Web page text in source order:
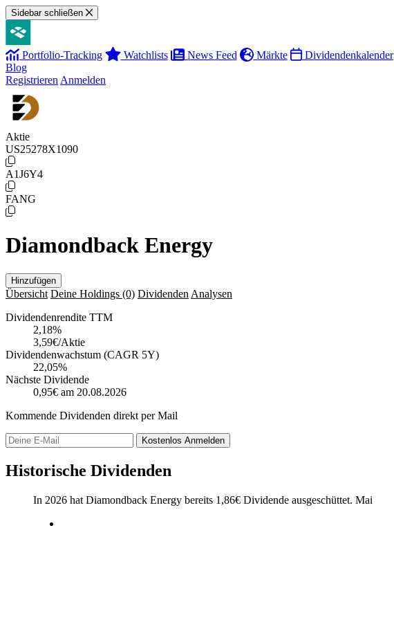
Sidebar schließen
Portfolio-Tracking Watchlists News Feed Märkte Dividendenkalender
Blog
Registrieren Anmelden
Aktie
US25278X1090
A1J6Y4
FANG
Diamondback Energy
Hinzufügen
Übersicht Deine Holdings (0) Dividenden Analysen
Dividendenrendite TTM
2,18%
3,59€/Aktie
Dividendenwachstum (CAGR 5Y)
22,05%
Nächste Dividende
0,95€ am 20.08.2026
Kommende Dividenden direkt per Mail
Kostenlos Anmelden
Historische Dividenden
In 2026 hat Diamondback Energy bereits 1,86€ Dividende ausgeschüttet. Mai